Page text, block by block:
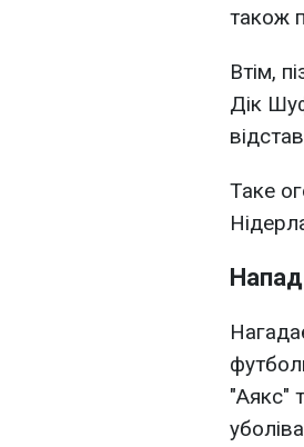
також
Втім,
Дік
Таке
"Аякс"